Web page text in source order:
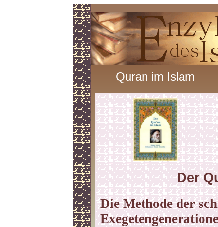
Quran im Islam
Der
Die Methode der